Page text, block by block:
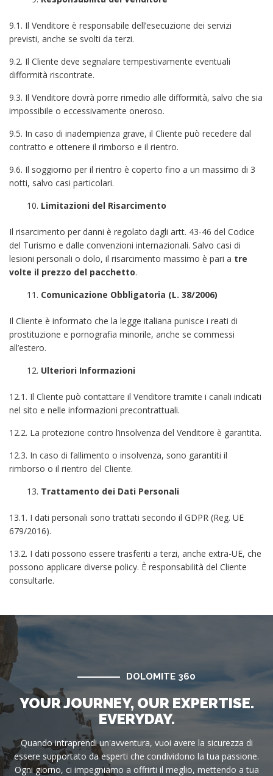
9.1. Il Venditore è responsabile dell’esecuzione dei servizi
previsti, anche se svolti da terzi.
9.2. Il Cliente deve segnalare tempestivamente eventuali
difformità riscontrate.
9.3. Il Venditore dovrà porre rimedio alle difformità, salvo che sia
impossibile o eccessivamente oneroso.
9.5. In caso di inadempienza grave, il Cliente può recedere dal
contratto e ottenere il rimborso e il rientro.
9.6. Il soggiorno per il rientro è coperto fino a un massimo di 3
notti, salvo casi particolari.
Limitazioni del Risarcimento
Il risarcimento per danni è regolato dagli artt. 43-46 del Codice
del Turismo e dalle convenzioni internazionali. Salvo casi di
lesioni personali o dolo, il risarcimento massimo è pari a tre
volte il prezzo del pacchetto.
Comunicazione Obbligatoria (L. 38/2006)
Il Cliente è informato che la legge italiana punisce i reati di
prostituzione e pornografia minorile, anche se commessi
all’estero.
Ulteriori Informazioni
12.1. Il Cliente può contattare il Venditore tramite i canali indicati
nel sito e nelle informazioni precontrattuali.
12.2. La protezione contro l’insolvenza del Venditore è garantita.
12.3. In caso di fallimento o insolvenza, sono garantiti il
rimborso o il rientro del Cliente.
Trattamento dei Dati Personali
13.1. I dati personali sono trattati secondo il GDPR (Reg. UE
679/2016).
13.2. I dati possono essere trasferiti a terzi, anche extra-UE, che
possono applicare diverse policy. È responsabilità del Cliente
consultarle.
DOLOMITE 360
YOUR JOURNEY, OUR EXPERTISE.
EVERYDAY.
Quando intraprendi un'avventura, vuoi avere la sicurezza di
essere supportato da esperti che condividono la tua passione.
Ogni giorno, ci impegniamo a offrirti il meglio, mettendo a tua